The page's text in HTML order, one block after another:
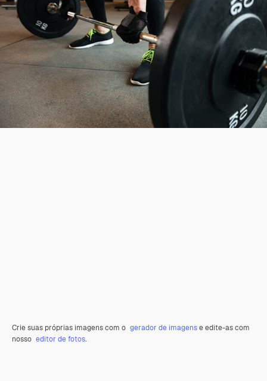
Crie suas próprias imagens com o gerador de imagense edite-as com
nosso editor de fotos.